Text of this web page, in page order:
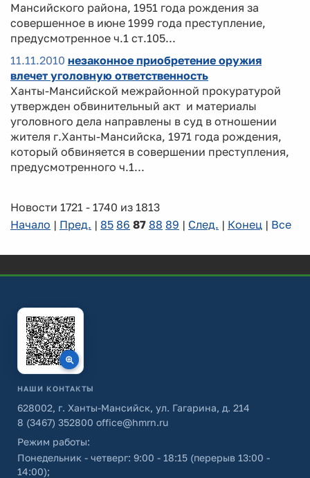
Мансийского района, 1951 года рождения за
совершенное в июне 1999 года преступление,
предусмотренное ч.1 ст.105...
11.11.2010 незаконное приобретение оружия
влечет уголовную ответственность
Ханты-Мансийской межрайонной прокуратурой
утвержден обвинительный акт и материалы
уголовного дела направлены в суд в отношении
жителя г.Ханты-Мансийска, 1971 года рождения,
который обвиняется в совершении преступления,
предусмотренного ч.1...
Новости 1721 - 1740 из 1813
Начало | Пред. | 85 86 87 88 89 | След. | Конец | Все
НАШИ КОНТАКТЫ
628002, г. Ханты-Мансийск, ул. Гагарина, д. 214
8 (3467) 352800 office@hmrn.ru
Режим работы:
Понедельник - четверг: 9:00 - 18:15 (перерыв 13:00 -
14:00);